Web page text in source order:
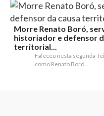
Morre Renato Boró,
historiador e defensor
territorial...
Faleceu nesta segunda-
como Renato Boró...